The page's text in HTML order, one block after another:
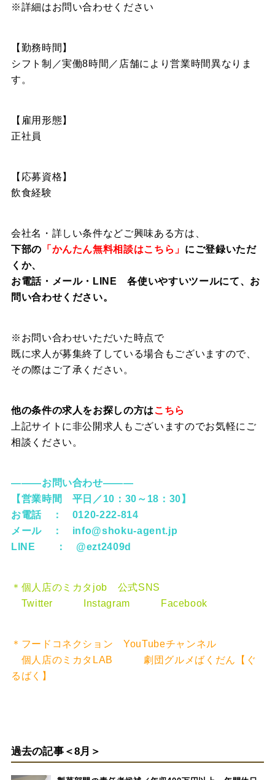
※詳細はお問い合わせください
【勤務時間】
シフト制／実働8時間／店舗により営業時間異なりま
す。
【雇用形態】
正社員
【応募資格】
飲食経験
会社名・詳しい条件などご興味ある方は、
下部の 「かんたん無料相談はこちら」 にご登録いただ
くか、
お電話・メール・LINE 各使いやすいツールにて、お
問い合わせください。
※お問い合わせいただいた時点で
既に求人が募集終了している場合もございますので、
その際はご了承ください。
他の条件の求人をお探しの方はこちら
上記サイトに非公開求人もございますのでお気軽にご
相談ください。
―――お問い合わせ―――
【営業時間 平日／10：30～18：30】
お電話 ： 0120-222-814
メール ： info@shoku-agent.jp
LINE ： @ezt2409d
＊個人店のミカタjob 公式SNS
Twitter
Instagram Facebook
＊フードコネクション YouTubeチャンネル
個人店のミカタLAB
劇団グルメばくだん【ぐ
るばく】
過去の記事＜8月＞